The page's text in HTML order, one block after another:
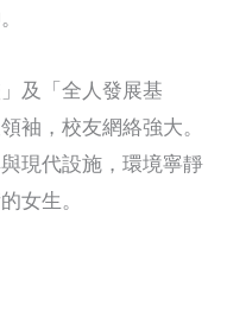
及「全人發展基
袖，校友網絡強大。
現代設施，環境寧靜
女生。